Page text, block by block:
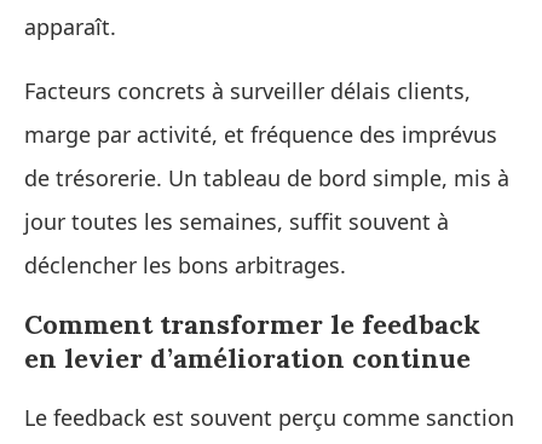
apparaît.
Facteurs concrets à surveiller délais clients,
marge par activité, et fréquence des imprévus
de trésorerie. Un tableau de bord simple, mis à
jour toutes les semaines, suffit souvent à
déclencher les bons arbitrages.
Comment transformer le feedback
en levier d’amélioration continue
Le feedback est souvent perçu comme sanction